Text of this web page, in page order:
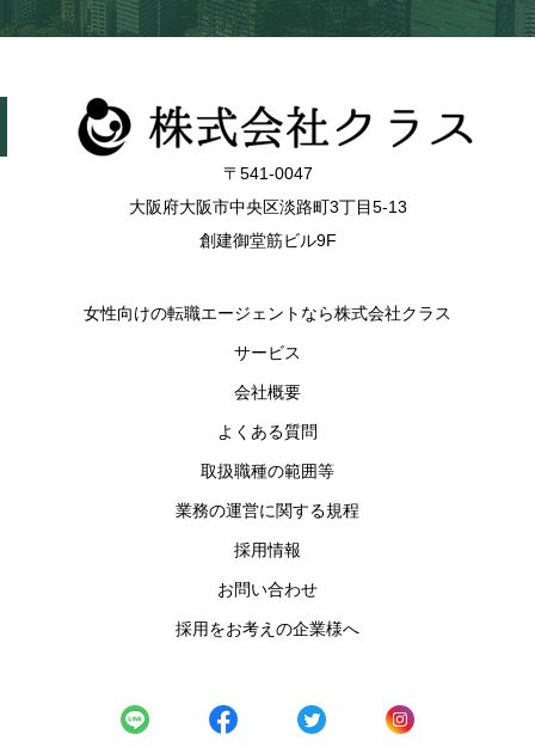
〒541-0047
大阪府大阪市中央区淡路町3丁目5-13
創建御堂筋ビル9F
女性向けの転職エージェントなら株式会社クラス
サービス
会社概要
よくある質問
取扱職種の範囲等
業務の運営に関する規程
採用情報
お問い合わせ
採用をお考えの企業様へ